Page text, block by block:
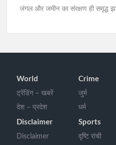
जंगल और जमीन का संरक्षण ही समृद्ध
World
ट्रेंडिंग – खबरें
देश – प्रदेश
Crime
जुर्म
धर्म
Disclaimer
Disclaimer
Sports
दृष्टि रांची